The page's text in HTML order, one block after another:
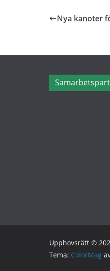
Nya kanoter
Upphovsrätt ©
Tema: ColorMag